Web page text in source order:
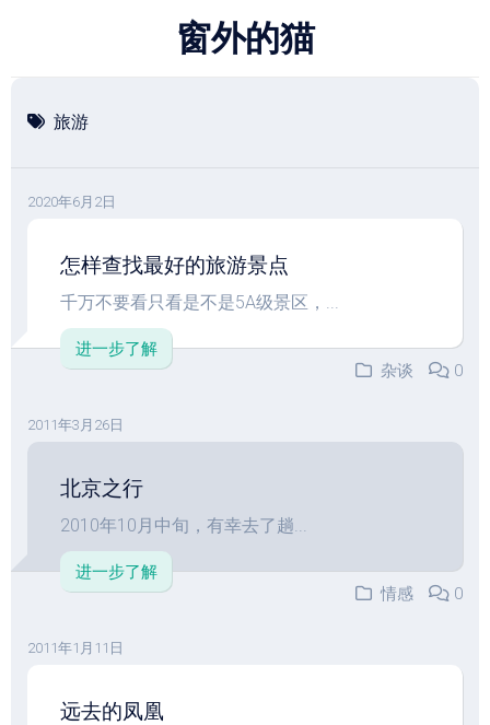
窗外的猫
旅游
2020年6月2日
怎样查找最好的旅游景点
千万不要看只看是不是5A级景区，...
进一步了解
杂谈
0
2011年3月26日
北京之行
2010年10月中旬，有幸去了趟...
进一步了解
情感
0
2011年1月11日
远去的凤凰